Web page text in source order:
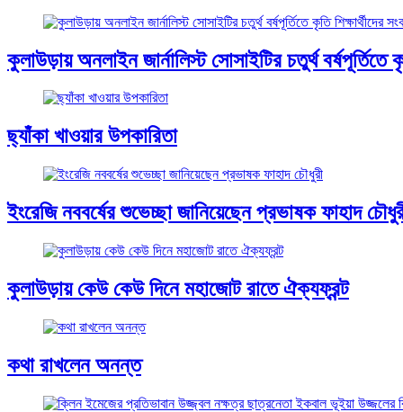
কুলাউড়ায় অনলাইন জার্নালিস্ট সোসাইটির চতুর্থ বর্ষপূর্তিতে
ছ্যাঁকা খাওয়ার উপকারিতা
ইংরেজি নববর্ষের শুভেচ্ছা জানিয়েছেন প্রভাষক ফাহাদ
কুলাউড়ায় কেউ কেউ দিনে মহাজোট রাতে ঐক্যফ্রন্ট
কথা রাখলেন অনন্ত